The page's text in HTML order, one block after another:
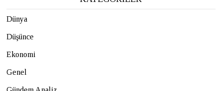
Dünya
Düşünce
Ekonomi
Genel